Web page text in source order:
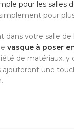
pour les salles
pour
dans votre salle de
vasque à poser
de matériaux, y
ajouteront une